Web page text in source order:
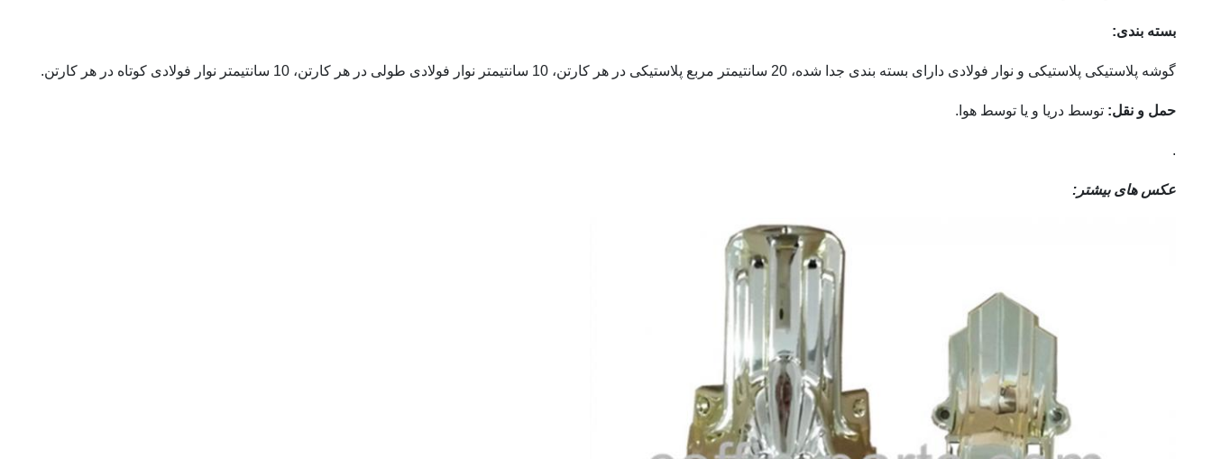
بسته بندی:
گوشه پلاستیکی پلاستیکی و نوار فولادی دارای بسته بندی جدا شده، 20 سانتیمتر مربع پلاستیکی در هر کارتن، 10 سانتیمتر نوار فولادی طولی در هر کارتن، 10 سانتیمتر نوار فولادی کوتاه در هر کارتن.
حمل و نقل: توسط دریا و یا توسط هوا.
.
عکس های بیشتر: